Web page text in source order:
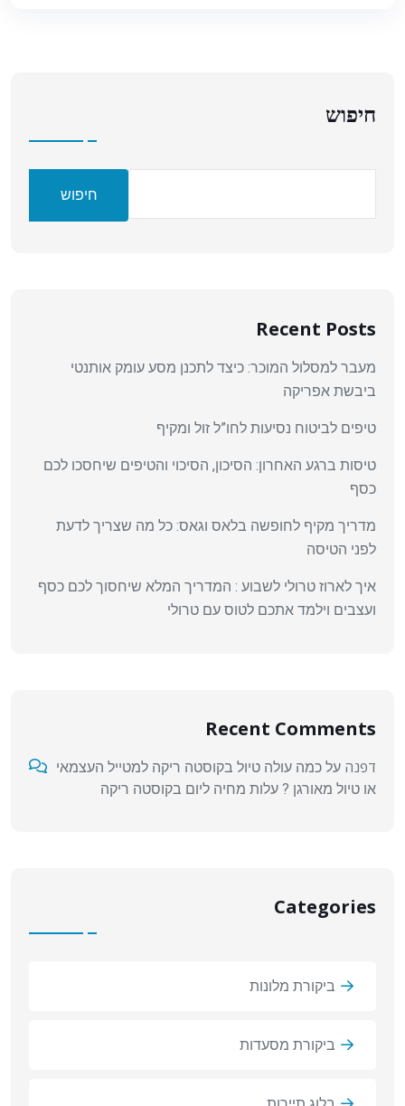
חיפוש
חיפוש
Recent Posts
מעבר למסלול המוכר: כיצד לתכנן מסע עומק אותנטי
ביבשת אפריקה
טיפים לביטוח נסיעות לחו”ל זול ומקיף
טיסות ברגע האחרון: הסיכון, הסיכוי והטיפים שיחסכו לכם
כסף
מדריך מקיף לחופשה בלאס וגאס: כל מה שצריך לדעת
לפני הטיסה
איך לארוז טרולי לשבוע : המדריך המלא שיחסוך לכם כסף
ועצבים וילמד אתכם לטוס עם טרולי
Recent Comments
דפנה על כמה עולה טיול בקוסטה ריקה למטייל העצמאי
או טיול מאורגן ? עלות מחיה ליום בקוסטה ריקה
Categories
ביקורת מלונות
ביקורת מסעדות